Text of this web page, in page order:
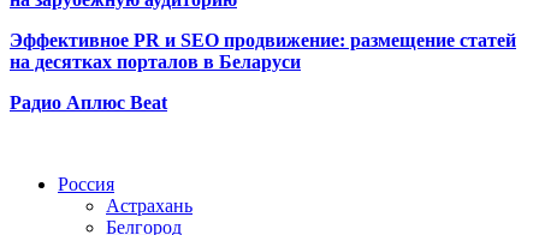
Эффективное PR и SEO продвижение: размещение статей
на десятках порталов в Беларуси
Радио Аплюс Beat
Россия
Астрахань
Белгород